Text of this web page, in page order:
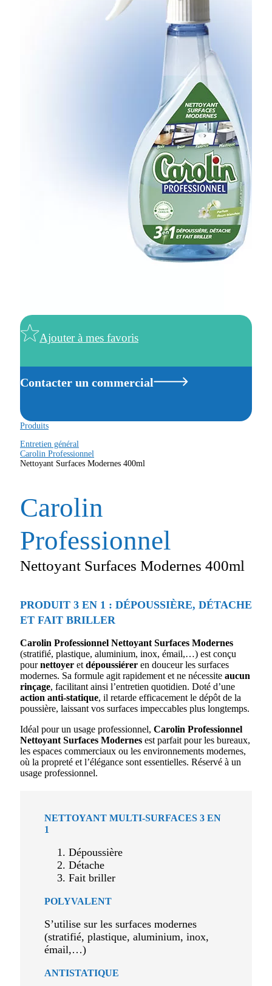
Ajouter à mes favoris
Contacter un commercial
Produits
Entretien général
Carolin Professionnel
Nettoyant Surfaces Modernes 400ml
Carolin
Professionnel
Nettoyant Surfaces Modernes 400ml
PRODUIT 3 EN 1 : DÉPOUSSIÈRE, DÉTACHE
ET FAIT BRILLER
Carolin Professionnel Nettoyant Surfaces Modernes
(stratifié, plastique, aluminium, inox, émail,…) est conçu
pournettoyer et dépoussiérer en douceur les surfaces
modernes. Sa formule agit rapidement et ne nécessite aucun
rinçage, facilitant ainsi l’entretien quotidien. Doté d’une
action anti-statique, il retarde efficacement le dépôt de la
poussière, laissant vos surfaces impeccables plus longtemps.
Idéal pour un usage professionnel, Carolin Professionnel
Nettoyant Surfaces Modernes est parfait pour les bureaux,
les espaces commerciaux ou les environnements modernes,
où la propreté et l’élégance sont essentielles. Réservé à un
usage professionnel.
NETTOYANT MULTI-SURFACES 3 EN
1
Dépoussière
Détache
Fait briller
POLYVALENT
S’utilise sur les surfaces modernes
(stratifié, plastique, aluminium, inox,
émail,…)
ANTISTATIQUE